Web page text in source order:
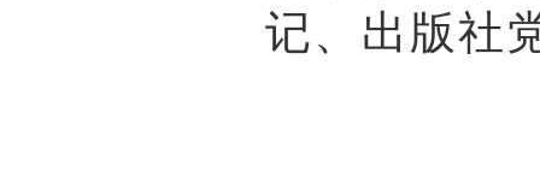
记、出版社